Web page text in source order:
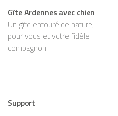
Gîte Ardennes avec chien
Un gîte entouré de nature,
pour vous et votre fidèle
compagnon
Support